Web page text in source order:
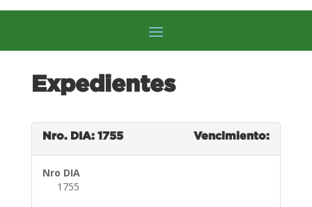
Expedientes
Nro. DIA: 1755 Vencimiento:
Nro DIA
1755